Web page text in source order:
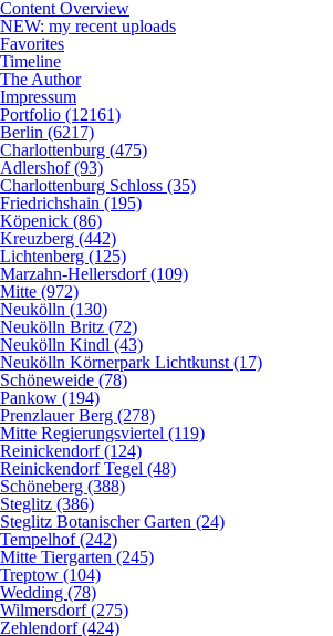
Content Overview
NEW: my recent uploads
Favorites
Timeline
The Author
Impressum
Portfolio (12161)
Berlin (6217)
Charlottenburg (475)
Adlershof (93)
Charlottenburg Schloss (35)
Friedrichshain (195)
Köpenick (86)
Kreuzberg (442)
Lichtenberg (125)
Marzahn-Hellersdorf (109)
Mitte (972)
Neukölln (130)
Neukölln Britz (72)
Neukölln Kindl (43)
Neukölln Körnerpark Lichtkunst (17)
Schöneweide (78)
Pankow (194)
Prenzlauer Berg (278)
Mitte Regierungsviertel (119)
Reinickendorf (124)
Reinickendorf Tegel (48)
Schöneberg (388)
Steglitz (386)
Steglitz Botanischer Garten (24)
Tempelhof (242)
Mitte Tiergarten (245)
Treptow (104)
Wedding (78)
Wilmersdorf (275)
Zehlendorf (424)